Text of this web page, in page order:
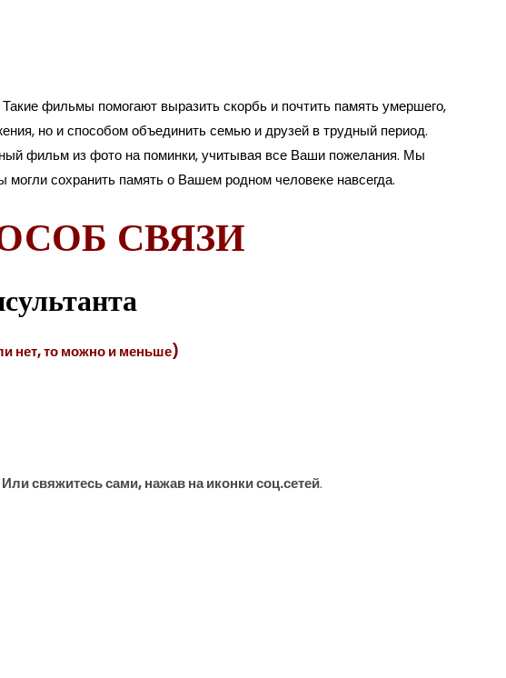
фильмы помогают выразить скорбь и почтить память умершего,
но и способом объединить семью и друзей в трудный период.
фильм из фото на поминки, учитывая все Ваши пожелания. Мы
могли сохранить память о Вашем родном человеке навсегда.
СВЯЗИ
нет, то можно и меньше)
Или свяжитесь сами, нажав на иконки соц.сетей.